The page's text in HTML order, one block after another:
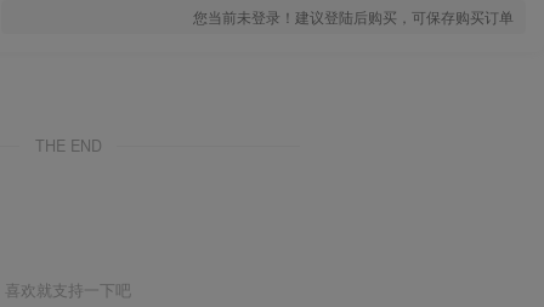
您当前未登录！建议登陆后购买，可保存购买订单
THE END
喜欢就支持一下吧